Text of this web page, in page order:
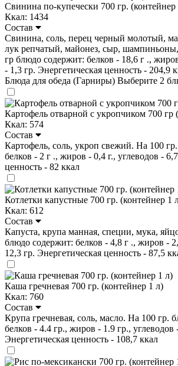
Свинина по-купечески 700 гр. (контейнер
Ккал: 1434
Состав
Свинина, соль, перец черный молотый,
лук репчатый, майонез, сыр,
гр блюдо содержит: белков - 18,6 г .,
- 1,3 гр. Энергетическая ценность - 204,9
Блюда для обеда (Гарниры) Выберите 2
Картофель отварной с укропчиком 700 гр
Ккал: 574
Состав
Картофель, соль, укроп свежий. На 100
белков - 2 г ., жиров - 0,4 г., углеводов -
ценность - 82 ккал
Котлетки капустные 700 гр. (контейнер 1
Ккал: 612
Состав
Капуста, крупа манная, специи, мука,
блюдо содержит: белков - 4,8 г ., жиров -
12,3 гр. Энергетическая ценность - 87,5
Каша гречневая 700 гр. (контейнер 1 л)
Ккал: 760
Состав
Крупа гречневая, соль, масло. На 100 гр.
белков - 4.4 гр., жиров - 1.9 гр., углеводов
Энергетическая ценность - 108,7 ккал